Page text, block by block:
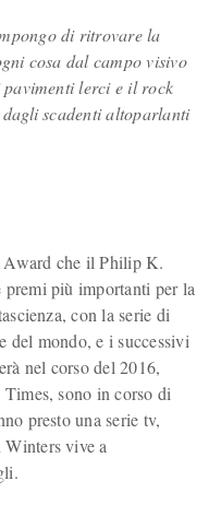
di ritrovare la
cosa dal campo visivo
lerci e il rock
scadenti altoparlanti
che il Philip K.
più importanti per la
con la serie di
del mondo, e i successivi
nel corso del 2016,
sono in corso di
presto una serie tv,
vive a